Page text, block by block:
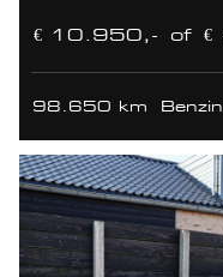
€ 10.950,- of €
98.650 km